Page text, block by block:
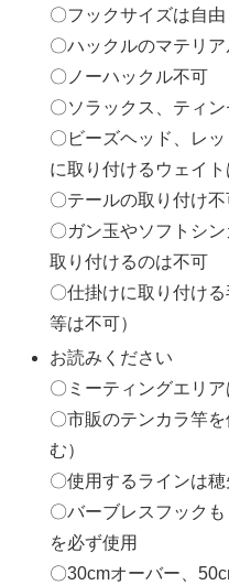
〇フックサイズは自由
〇ハックルのマテリ
〇ノーハックル不可
〇ソラックス、ティ
〇ビーズヘッド、レ
に取り付けるウェイ
〇テールの取り付け不
〇ガン玉やソフトシ
取り付けるのは不可
〇仕掛けに取り付け
等は不可）
お読みください
〇ミーティングエリ
〇市販のテンカラ竿
む）
〇使用するラインは
〇バーブレスフック
を必ず使用
〇30cmオーバー、